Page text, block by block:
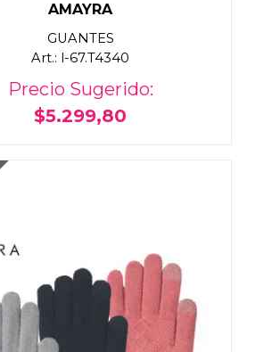
AMAYRA
GUANTES
Art.: l-67.T4340
Precio Sugerido:
$5.299,80